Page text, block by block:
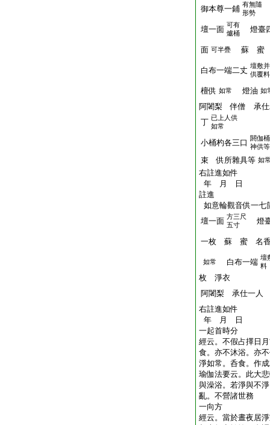
御本尊一鋪 有無隨
形勢
壇一面 可有
爐桶
燈臺
面 可半疊 蘇 蜜
白布一端二丈 壇敷
供覆料
檀供 如常 燈油 如
阿闍梨 伴僧 承
丁 已上人供
如常
小桶杓各三口 閼伽桶
神供
束 供所雜具等 如
右註進如件
年 月 日
註進
如意輪觀音供一七
壇一面 方三尺
五寸
燈
一枚 蘇 蜜 名
如常 白布一端 壇
料
枚 淨衣
阿闍梨 承仕一人
右註進如件
年 月 日
一起首時分
經云。不假占擇日
食。亦不沐浴。亦
淨如常。呑食。作
瑜伽法要云。此大
與澡浴。若淨與不
亂。不營諸世務
一向方
經云。當於晝夜居